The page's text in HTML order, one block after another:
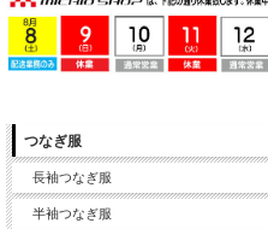
つなぎ服
長袖つなぎ服
半袖つなぎ服